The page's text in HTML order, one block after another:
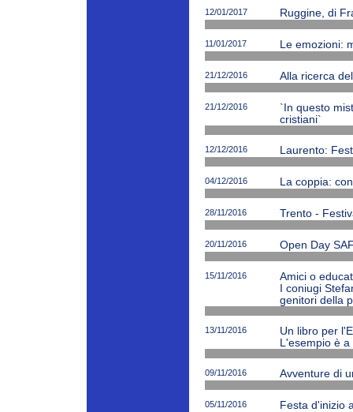
12/01/2017 Ruggine, di
11/01/2017 Le emozioni:
21/12/2016 Alla ricerca
21/12/2016
`In questo
cristiani`
12/12/2016 Laurento:
04/12/2016 La coppia:
28/11/2016 Trento -
20/11/2016 Open Day
15/11/2016
Amici o
I coniugi
genitori della
13/11/2016
Un libro per
L'esempio è a
09/11/2016 Avventure di
05/11/2016 Festa d'inizio